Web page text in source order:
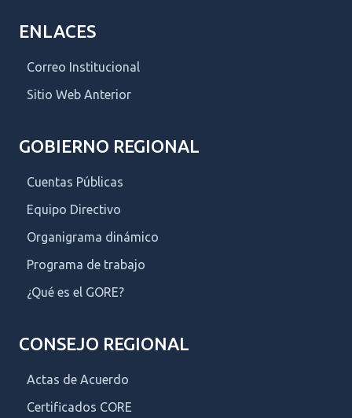
ENLACES
Correo Institucional
Sitio Web Anterior
GOBIERNO REGIONAL
Cuentas Públicas
Equipo Directivo
Organigrama dinámico
Programa de trabajo
¿Qué es el GORE?
CONSEJO REGIONAL
Actas de Acuerdo
Certificados CORE